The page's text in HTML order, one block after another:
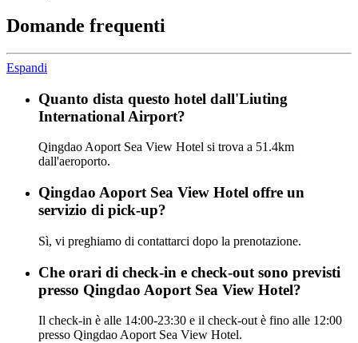
Domande frequenti
Espandi
Quanto dista questo hotel dall'Liuting
International Airport?
Qingdao Aoport Sea View Hotel si trova a 51.4km
dall'aeroporto.
Qingdao Aoport Sea View Hotel offre un
servizio di pick-up?
Sì, vi preghiamo di contattarci dopo la prenotazione.
Che orari di check-in e check-out sono previsti
presso Qingdao Aoport Sea View Hotel?
Il check-in è alle 14:00-23:30 e il check-out è fino alle 12:00
presso Qingdao Aoport Sea View Hotel.